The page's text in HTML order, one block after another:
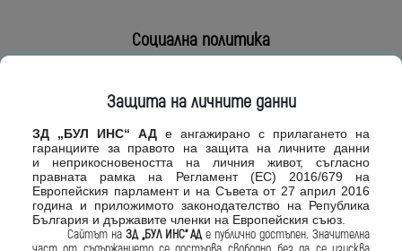
Социална политика
Актуално
Видео новини
ВИДЕО НОВИНИ 29.09.2020
Защита на личните данни
ЗД „БУЛ ИНС“ АД е ангажирано с прилагането на
гаранциите за правото на защита на личните данни
и неприкосновеността на личния живот, съгласно
правната рамка на Регламент (ЕС) 2016/679 на
Европейския парламент и на Съвета от 27 април 2016
година и приложимото законодателство на Република
България и държавите членки на Европейския съюз.
Сайтът на ЗД „БУЛ ИНС“ АДе публично достъпен. Значителна